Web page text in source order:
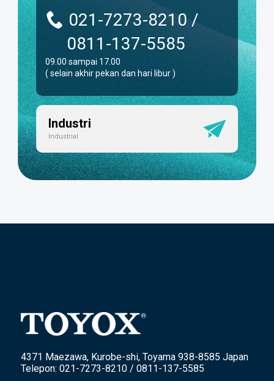
021-7273-8210 /
0811-137-5585
09.00 sampai 17.00
( selain akhir pekan dan hari libur )
Industri
Industrial
4371 Maezawa, Kurobe-shi, Toyama 938-8585 Japan
Telepon: 021-7273-8210 / 0811-137-5585